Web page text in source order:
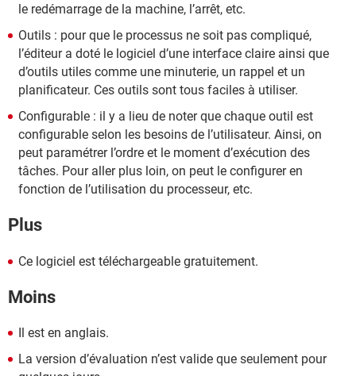
le redémarrage de la machine, l’arrêt, etc.
Outils : pour que le processus ne soit pas compliqué,
l’éditeur a doté le logiciel d’une interface claire ainsi que
d’outils utiles comme une minuterie, un rappel et un
planificateur. Ces outils sont tous faciles à utiliser.
Configurable : il y a lieu de noter que chaque outil est
configurable selon les besoins de l’utilisateur. Ainsi, on
peut paramétrer l’ordre et le moment d’exécution des
tâches. Pour aller plus loin, on peut le configurer en
fonction de l’utilisation du processeur, etc.
Plus
Ce logiciel est téléchargeable gratuitement.
Moins
Il est en anglais.
La version d’évaluation n’est valide que seulement pour